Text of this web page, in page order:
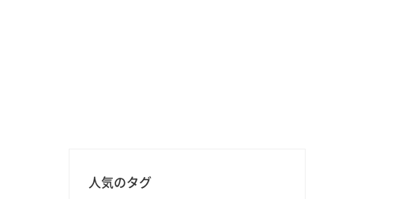
人気のタグ